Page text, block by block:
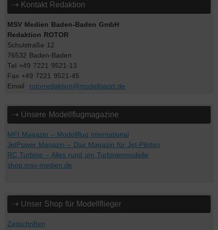
⇢ Kontakt Redaktion
MSV Medien Baden-Baden GmbH
Redaktion ROTOR
Schulstraße 12
76532 Baden-Baden
Tel +49 7221 9521-13
Fax +49 7221 9521-45
Email rotorredaktion@modellsport.de
⇢ Unsere Modellflugmagazine
MFI Magazin – Modellflug international
JetPower Magazin – Das Magazin für Jet-Piloten
RC Turbine – Alles rund um Turbinenmodelle
shop.msv-medien.de
⇢ Unser Shop für Modellflieger
Zeitschriften